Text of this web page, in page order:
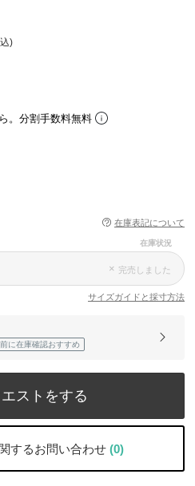
)
。分割手数料無料
在庫表記について
在庫状況
× 完売しました
サイズガイドと採寸方法
に在庫確認おすすめ
ストをする
するお問い合わせ (0)